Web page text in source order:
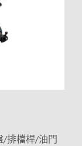
/排檔桿/油門